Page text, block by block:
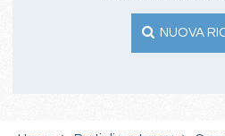
NUOVA